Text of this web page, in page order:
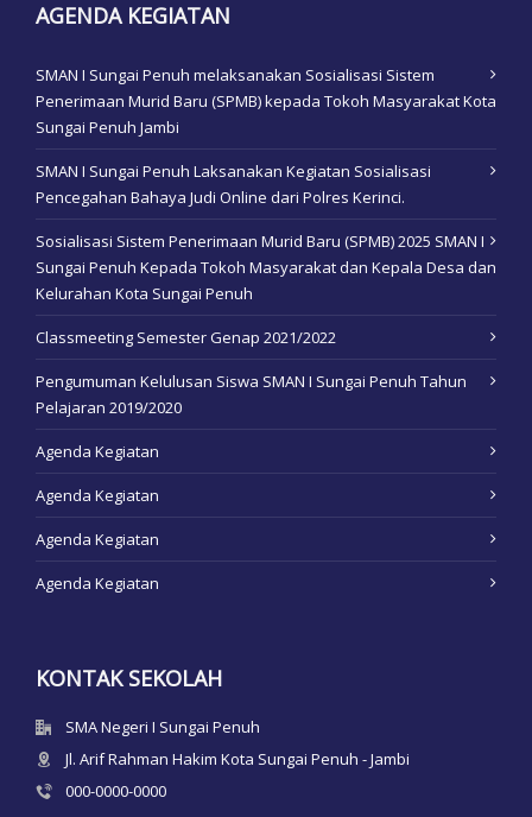
AGENDA KEGIATAN
SMAN I Sungai Penuh melaksanakan Sosialisasi Sistem
Penerimaan Murid Baru (SPMB) kepada Tokoh Masyarakat Kota
Sungai Penuh Jambi
SMAN I Sungai Penuh Laksanakan Kegiatan Sosialisasi
Pencegahan Bahaya Judi Online dari Polres Kerinci.
Sosialisasi Sistem Penerimaan Murid Baru (SPMB) 2025 SMAN I
Sungai Penuh Kepada Tokoh Masyarakat dan Kepala Desa dan
Kelurahan Kota Sungai Penuh
Classmeeting Semester Genap 2021/2022
Pengumuman Kelulusan Siswa SMAN I Sungai Penuh Tahun
Pelajaran 2019/2020
Agenda Kegiatan
Agenda Kegiatan
Agenda Kegiatan
Agenda Kegiatan
KONTAK SEKOLAH
SMA Negeri I Sungai Penuh
Jl. Arif Rahman Hakim Kota Sungai Penuh - Jambi
000-0000-0000